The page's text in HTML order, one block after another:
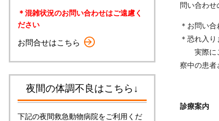
問い合わ
＊お
＊恐れ入
実際にご
察中の患者
診療案内
＊混雑状況のお問い合わせはご遠慮く
ださい
お問合せはこちら
夜間の体調不良はこちら↓
下記の夜間救急動物病院をご利用くだ